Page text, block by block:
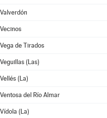
Valverdón
Vecinos
Vega de Tirados
Veguillas (Las)
Vellés (La)
Ventosa del Río Almar
Vídola (La)